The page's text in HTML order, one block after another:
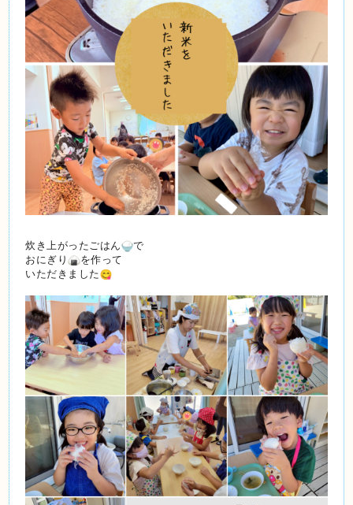
炊き上がったごはん
で
おにぎり
を作って
いただきました